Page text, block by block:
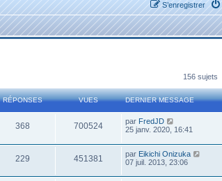
S’enregistrer
156 sujets
RÉPONSES VUES DERNIER MESSAGE
368 700524 par FredJD
25 janv. 2020, 16:41
229 451381 par Eikichi Onizuka
07 juil. 2013, 23:06